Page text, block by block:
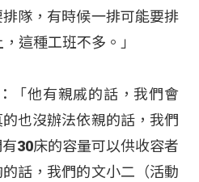
隊，有時候一排可能要排
這種工班不多。」
「他有親戚的話，我們會
也沒辦法依親的話，我們
30床的容量可以供收容者
話，我們的文小二（活動